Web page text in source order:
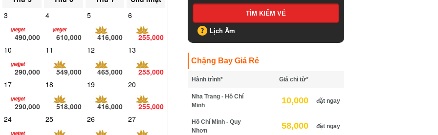
3
490,000
4
610,000
5
416,000
6
255,000
10
290,000
11
549,000
12
465,000
13
255,000
17
290,000
18
518,000
19
416,000
20
255,000
24
25 26 27
Lịch Âm
Chặng Bay Giá Rẻ
Hành trình* Giá chỉ từ*
Nha Trang - Hồ Chí
Minh
10,000 đặt ngay
Hồ Chí Minh - Quy
Nhơn
58,000 đặt ngay